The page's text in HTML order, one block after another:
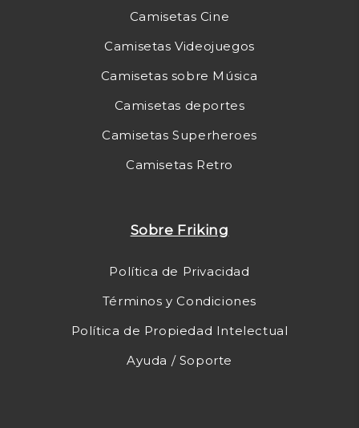
Camisetas Cine
Camisetas Videojuegos
Camisetas sobre Música
Camisetas deportes
Camisetas Superheroes
Camisetas Retro
Sobre Friking
Política de Privacidad
Términos y Condiciones
Política de Propiedad Intelectual
Ayuda / Soporte